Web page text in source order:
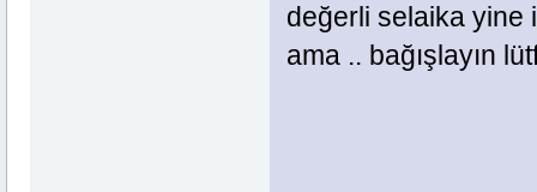
değerli selaika
ama .. bağışlayın